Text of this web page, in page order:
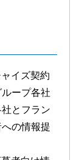
イズ契約
ープ各社
とフラン
の情報提